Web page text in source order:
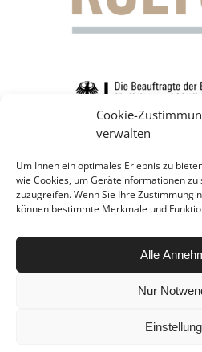
Cookie-
verwalten
Um Ihnen ein optimales Erlebnis zu
wie Cookies, um Geräteinformationen
zuzugreifen. Wenn Sie Ihre Zustimmung
können bestimmte Merkmale und
Alle
Nur